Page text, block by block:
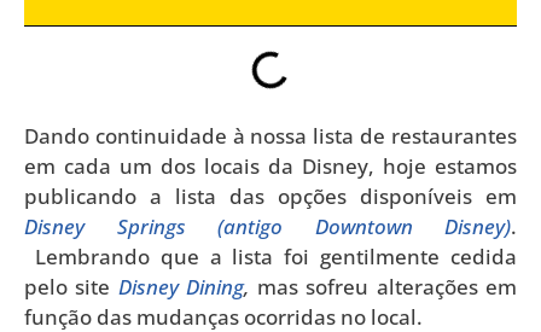
Dando continuidade à nossa lista de restaurantes
em cada um dos locais da Disney, hoje estamos
publicando a lista das opções disponíveis em
Disney Springs (antigo Downtown Disney).
Lembrando que a lista foi gentilmente cedida
pelo site Disney Dining, mas sofreu alterações em
função das mudanças ocorridas no local.